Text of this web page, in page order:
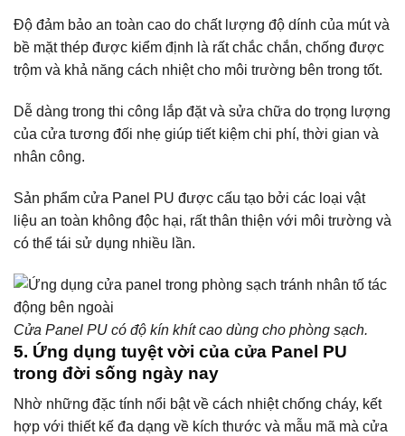
Độ đảm bảo an toàn cao do chất lượng độ dính của mút và
bề mặt thép được kiểm định là rất chắc chắn, chống được
trộm và khả năng cách nhiệt cho môi trường bên trong tốt.
Dễ dàng trong thi công lắp đặt và sửa chữa do trọng lượng
của cửa tương đối nhẹ giúp tiết kiệm chi phí, thời gian và
nhân công.
Sản phẩm cửa Panel PU được cấu tạo bởi các loại vật
liệu an toàn không độc hại, rất thân thiện với môi trường và
có thể tái sử dụng nhiều lần.
Cửa Panel PU có độ kín khít cao dùng cho phòng sạch.
5. Ứng dụng tuyệt vời của cửa Panel PU
trong đời sống ngày nay
Nhờ những đặc tính nổi bật về cách nhiệt chống cháy, kết
hợp với thiết kế đa dạng về kích thước và mẫu mã mà cửa